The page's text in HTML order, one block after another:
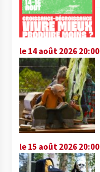
le 14 août 2026 20:00
le 15 août 2026 20:00